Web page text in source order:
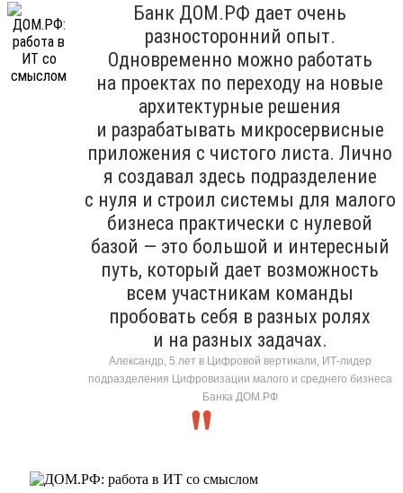
Банк ДОМ.РФ дает очень
разносторонний опыт.
Одновременно можно работать
на проектах по переходу на новые
архитектурные решения
и разрабатывать микросервисные
приложения с чистого листа. Лично
я создавал здесь подразделение
с нуля и строил системы для малого
бизнеса практически с нулевой
базой — это большой и интересный
путь, который дает возможность
всем участникам команды
пробовать себя в разных ролях
и на разных задачах.
Александр, 5 лет в Цифровой вертикали, ИТ-лидер
подразделения Цифровизации малого и среднего бизнеса
Банка ДОМ.РФ